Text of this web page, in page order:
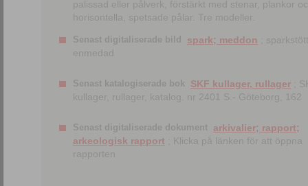
palissad eller pålverk, förstärkt med stenar, plankor
horisontella, spetsade pålar. Tre modeller.
Senast digitaliserade bild spark; meddon ;
enmedad
Senast katalogiserade bok SKF kullager, rullager ;
kullager, rullager, katalog. nr 2401 S.- Göteborg, 162
Senast digitaliserade dokument arkivalier; rapport;
arkeologisk rapport ; Klicka på länken för att öppna
rapporten